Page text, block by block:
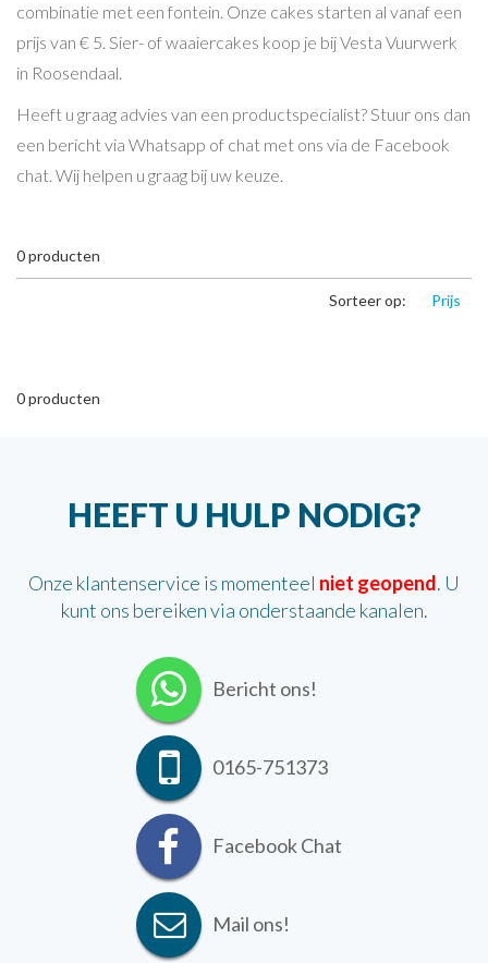
combinatie met een fontein. Onze cakes starten al vanaf een
prijs van € 5. Sier- of waaiercakes koop je bij Vesta Vuurwerk
in Roosendaal.
Heeft u graag advies van een productspecialist? Stuur ons dan
een bericht via Whatsapp of chat met ons via de Facebook
chat. Wij helpen u graag bij uw keuze.
0producten
Sorteer op: Prijs
0producten
HEEFT U HULP NODIG?
Onze klantenservice is momenteel niet geopend. U
kunt ons bereiken via onderstaande kanalen.
Bericht ons!
0165-751373
Facebook Chat
Mail ons!